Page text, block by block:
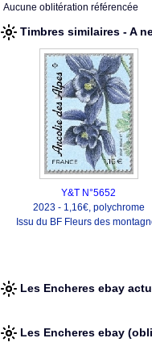
Aucune oblitération référencée
Timbres similaires - A
Y&T N°5652
2023 - 1,16€, polychrome
Issu du BF Fleurs des
Les Encheres ebay
Les Encheres ebay